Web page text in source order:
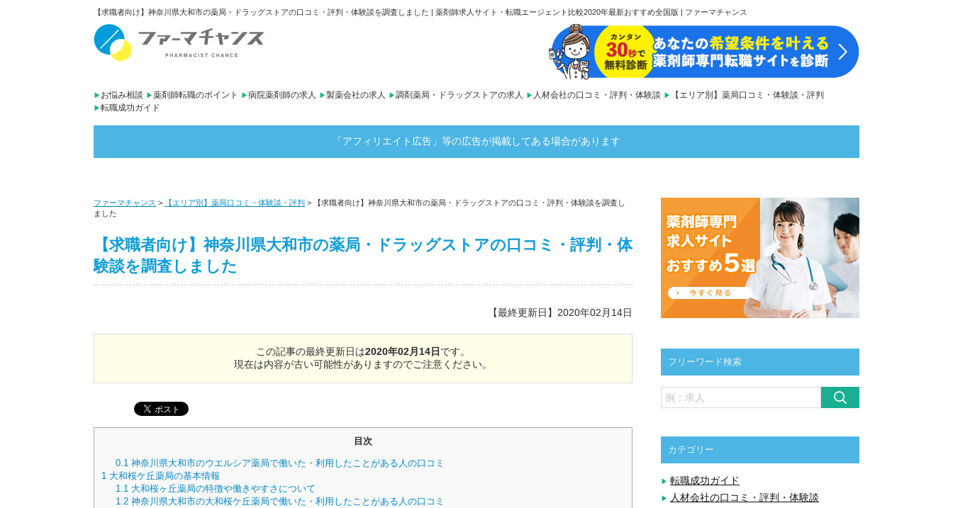
【求職者向け】神奈川県大和市の薬局・ドラッグストアの口コミ・評判・体験談を調査しました | 薬剤師求人サイト・転職エージェント比較2020年最新おすすめ全国版 | ファーマチャンス
お悩み相談 薬剤師転職のポイント 病院薬剤師の求人 製薬会社の求人 調剤薬局・ドラッグストアの求人 人材会社の口コミ・評判・体験談
【エリア別】薬局口コミ・体験談・評判
転職成功ガイド
「アフィリエイト広告」等の広告が掲載してある場合があります
ファーマチャンス > 【エリア別】薬局口コミ・体験談・評判 >
【求職者向け】神奈川県大和市の薬局・ドラッグストアの口コミ・評判・体験談を調査し
ました
【求職者向け】神奈川県大和市の薬局・ドラッグストアの口コミ・評判・体
験談を調査しました
【最終更新日】2020年02月14日
この記事の最終更新日は2020年02月14日 です。
現在は内容が古い可能性がありますのでご注意ください。
目次
0.1神奈川県大和市のウエルシア薬局で働いた・利用したことがある人の口コミ
1 大和桜ケ丘薬局の基本情報
1.1大和桜ヶ丘薬局の特徴や働きやすさについて
1.2神奈川県大和市の大和桜ケ丘薬局で働いた・利用したことがある人の口コミ
フリーワード検索
カテゴリー
転職成功ガイド
人材会社の口コミ・評判・体験談